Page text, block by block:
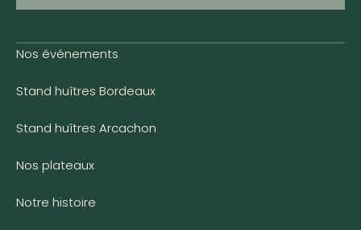
Nos événements
Stand huîtres Bordeaux
Stand huîtres Arcachon
Nos plateaux
Notre histoire